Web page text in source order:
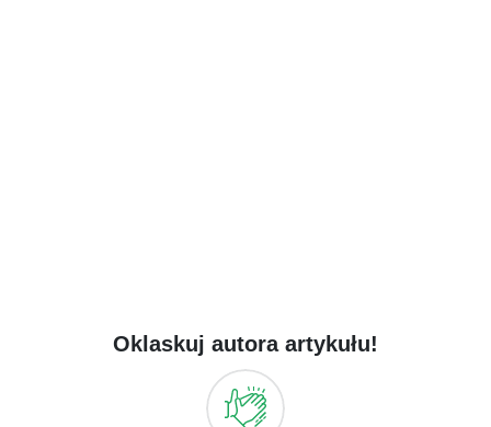
Oklaskuj autora artykułu!